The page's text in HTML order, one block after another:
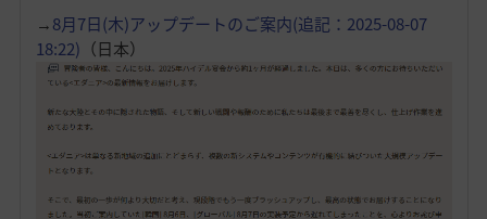
→8月7日(木)アップデートのご案内(追記：2025-08-07
18:22) （日本）